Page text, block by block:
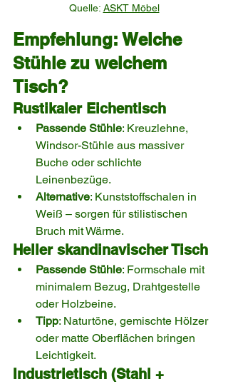
Quelle: ASKT Möbel
Empfehlung: Welche
Stühle zu welchem
Tisch?
Rustikaler Eichentisch
Passende Stühle: Kreuzlehne,
Windsor-Stühle aus massiver
Buche oder schlichte
Leinenbezüge.
Alternative: Kunststoffschalen in
Weiß – sorgen für stilistischen
Bruch mit Wärme.
Heller skandinavischer Tisch
Passende Stühle: Formschale mit
minimalem Bezug, Drahtgestelle
oder Holzbeine.
Tipp: Naturtöne, gemischte Hölzer
oder matte Oberflächen bringen
Leichtigkeit.
Industrietisch (Stahl +